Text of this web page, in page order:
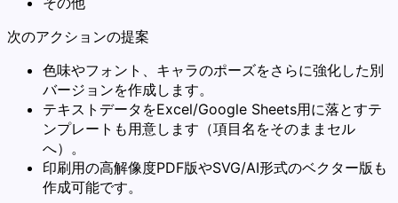
次のアクションの提案
色味やフォント、キャラのポーズをさらに強化した別
バージョンを作成します。
テキストデータをExcel/Google Sheets用に落とすテ
ンプレートも用意します（項目名をそのままセル
へ）。
印刷用の高解像度PDF版やSVG/AI形式のベクター版も
作成可能です。